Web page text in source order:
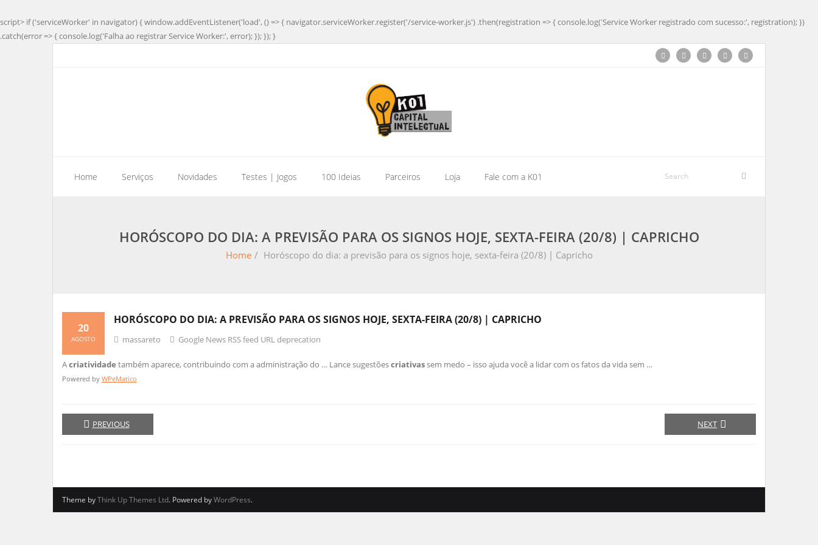
script> if ('serviceWorker' in navigator) { window.addEventListener('load', () => { navigator.serviceWorker.register('/service-worker.js') .then(registration => { console.log('Service Worker registrado com sucesso:', registration); })
.catch(error => { console.log('Falha ao registrar Service Worker:', error); }); }); }
Home Serviços Novidades Testes | Jogos 100 Ideias Parceiros Loja Fale com a K01
HORÓSCOPO DO DIA: A PREVISÃO PARA OS SIGNOS HOJE, SEXTA-FEIRA (20/8) | CAPRICHO
Home / Horóscopo do dia: a previsão para os signos hoje, sexta-feira (20/8) | Capricho
HORÓSCOPO DO DIA: A PREVISÃO PARA OS SIGNOS HOJE, SEXTA-FEIRA (20/8) | CAPRICHO
20
AGOSTO massareto Google News RSS feed URL deprecation
Acriatividade também aparece, contribuindo com a administração do … Lance sugestõescriativassem medo – isso ajuda você a lidar com os fatos da vida sem …
Powered by WPeMatico
PREVIOUS NEXT
Theme byThink Up Themes Ltd. Powered byWordPress.